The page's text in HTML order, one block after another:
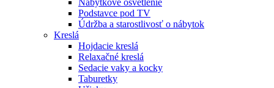
Podstavce pod TV
Údržba a starostlivosť o nábytok
Kreslá
Hojdacie kreslá
Relaxačné kreslá
Sedacie vaky a kocky
Taburetky